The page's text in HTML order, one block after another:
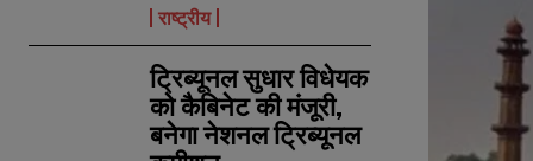
राष्ट्रीय
ट्रिब्यूनल सुधार विधेयक
को कैबिनेट की मंजूरी,
बनेगा नेशनल ट्रिब्यूनल